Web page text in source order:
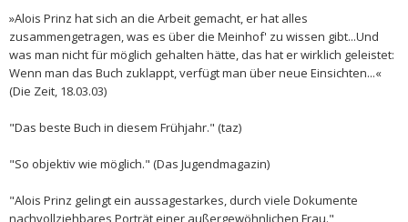
»Alois Prinz hat sich an die Arbeit gemacht, er hat alles
zusammengetragen, was es über die Meinhof' zu wissen gibt...Und
was man nicht für möglich gehalten hätte, das hat er wirklich geleistet:
Wenn man das Buch zuklappt, verfügt man über neue Einsichten...«
(Die Zeit, 18.03.03)
"Das beste Buch in diesem Frühjahr." (taz)
"So objektiv wie möglich." (Das Jugendmagazin)
"Alois Prinz gelingt ein aussagestarkes, durch viele Dokumente
nachvollziehbares Porträt einer außergewöhnlichen Frau."